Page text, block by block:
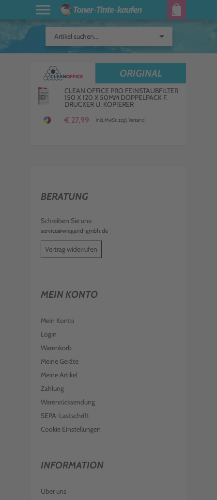
Artikel suchen... arrow_drop_down
ORIGINAL
CLEAN OFFICE PRO FEINSTAUBFILTER
150 X 120 X 50MM DOPPELPACK F.
DRUCKER U. KOPIERER
€ 27,99 inkl. MwSt. zzgl. Versand
BERATUNG
Schreiben Sie uns:
service@wiegand-gmbh.de
Vertrag widerrufen
MEIN KONTO
Mein Konto
Login
Warenkorb
Meine Geräte
Meine Artikel
Zahlung
Warenrücksendung
SEPA-Lastschrift
Cookie Einstellungen
INFORMATION
Über uns